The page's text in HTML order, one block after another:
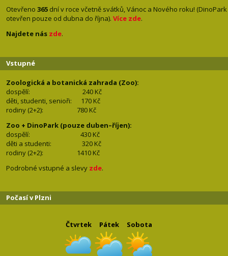
Otevřeno 365 dní v roce včetně svátků, Vánoc a Nového roku! (DinoPark
otevřen pouze od dubna do října). Více zde.
Najdete nás zde.
Vstupné
Zoologická a botanická zahrada (Zoo):
dospělí:
240 Kč
děti, studenti, senioři: 170 Kč
rodiny (2+2): 780 Kč
Zoo + DinoPark (pouze duben–říjen):
dospělí: 430 Kč
děti a studenti: 320 Kč
rodiny (2+2): 1410 Kč
Podrobné vstupné a slevy zde.
Počasí v Plzni
Čtvrtek Pátek Sobota